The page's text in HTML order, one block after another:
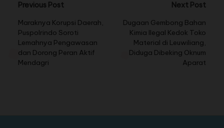
Previous Post
Maraknya Korupsi Daerah,
Puspolrindo Soroti
Lemahnya Pengawasan
dan Dorong Peran Aktif
Mendagri
Next Post
Dugaan Gembong Bahan
Kimia Ilegal Kedok Toko
Material di Leuwiliang,
Diduga Dibeking Oknum
Aparat